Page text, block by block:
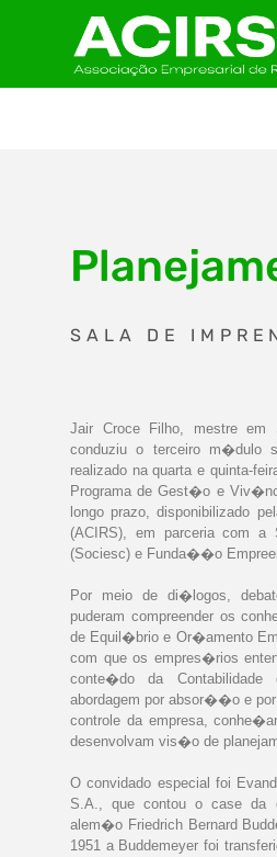
SALA DE
Jair Croce Filho, mestre
conduziu o terceiro m�dulo
realizado na quarta e quinta-
Programa de Gest�o e
longo prazo, disponibilizado
(ACIRS), em parceria com a
(Sociesc) e Funda��o
Por meio de di�logos,
puderam compreender os
de Equil�brio e Or�amento
com que os empres�rios
conte�do da
abordagem por absor��o e
controle da empresa,
desenvolvam vis�o de
O convidado especial foi
S.A., que contou o case da
alem�o Friedrich Bernard
1951 a Buddemeyer foi